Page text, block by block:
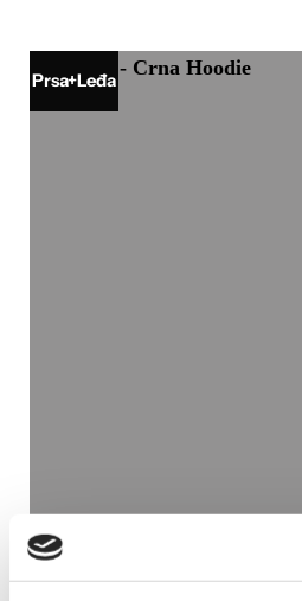
Prsa+Leđa